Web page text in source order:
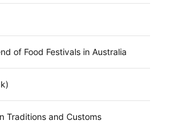
of Food Festivals in Australia
Traditions and Customs